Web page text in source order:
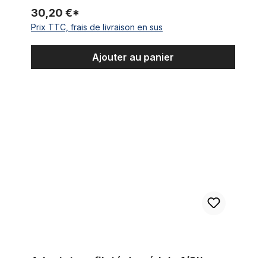
30,20 €*
Prix TTC, frais de livraison en sus
Ajouter au panier